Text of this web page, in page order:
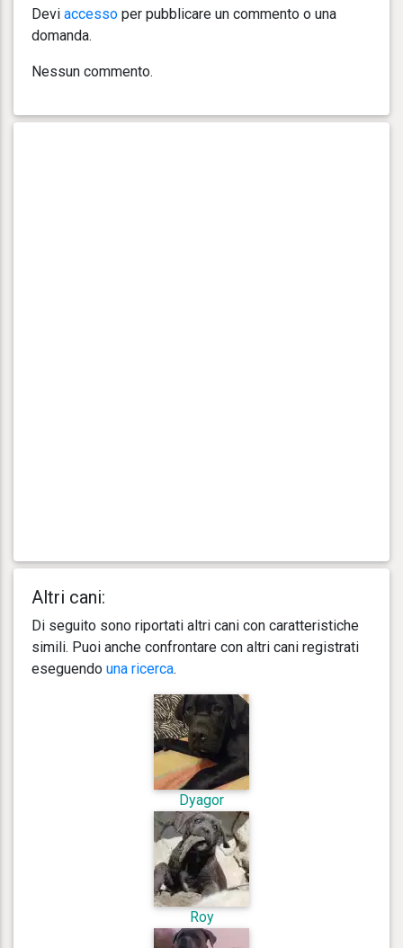
Devi accesso per pubblicare un commento o una
domanda.
Nessun commento.
Altri cani:
Di seguito sono riportati altri cani con caratteristiche
simili. Puoi anche confrontare con altri cani registrati
eseguendo una ricerca.
Dyagor
Roy